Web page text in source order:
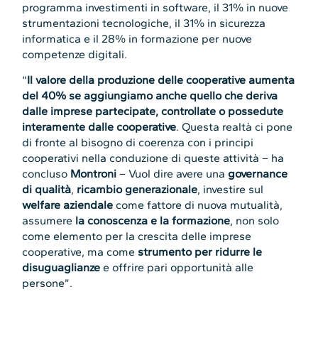
programma investimenti in software, il 31% in nuove
strumentazioni tecnologiche, il 31% in sicurezza
informatica e il 28% in formazione per nuove
competenze digitali.
“Il valore della produzione delle cooperative aumenta
del 40% se aggiungiamo anche quello che deriva
dalle imprese partecipate, controllate o possedute
interamente dalle cooperative. Questa realtà ci pone
di fronte al bisogno di coerenza con i principi
cooperativi nella conduzione di queste attività – ha
concluso Montroni – Vuol dire avere unagovernance
di qualità, ricambio generazionale, investire sul
welfare aziendale come fattore di nuova mutualità,
assumere la conoscenza e la formazione, non solo
come elemento per la crescita delle imprese
cooperative, ma come strumento per ridurre le
disuguaglianze e offrire pari opportunità alle
persone”.